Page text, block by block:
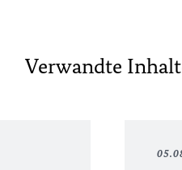
Verwandte